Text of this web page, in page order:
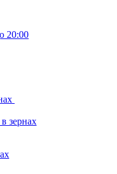
20:00
зернах